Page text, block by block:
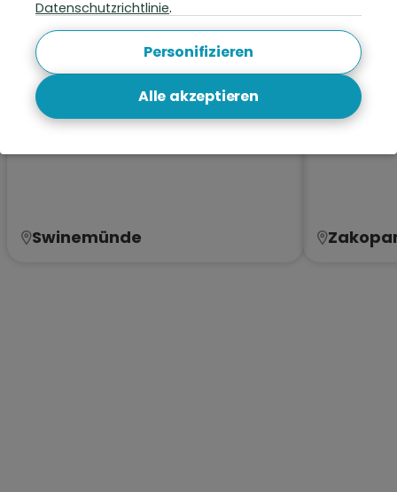
Swinemünde
Datenschutzrichtlinie.
Personifizieren
Alle akzeptieren